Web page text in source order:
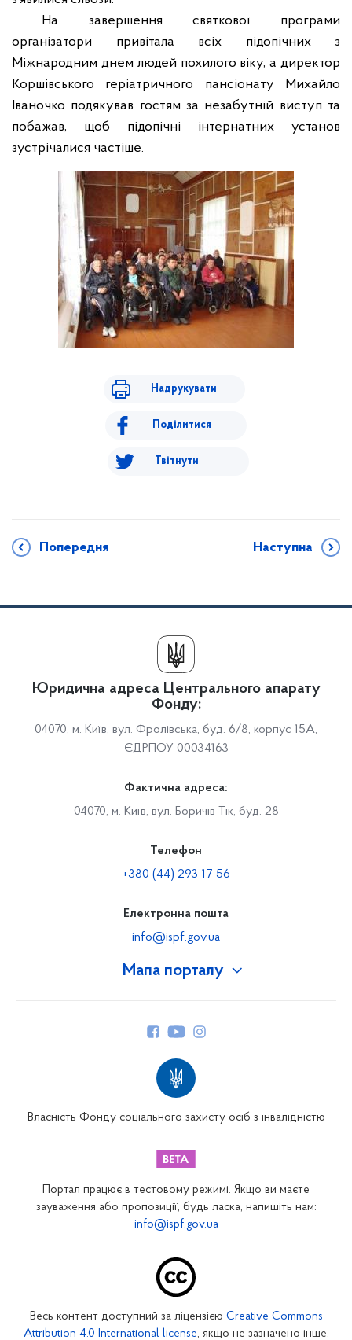
На завершення святкової програми
організатори привітала всіх підопічних з
Міжнародним днем людей похилого віку, а директор
Коршівського геріатричного пансіонату Михайло
Іваночко подякував гостям за незабутній виступ та
побажав, щоб підопічні інтернатних установ
зустрічалися частіше.
Надрукувати
Поділитися
Твітнути
Попередня Наступна
Мапа порталу
Закарпатське відділення
Запорізьке відділення
Кіровоградське відділення
Юридична адреса Центрального апарату
Фонду:
04070, м. Київ, вул. Фролівська, буд. 6/8, корпус 15А,
ЄДРПОУ 00034163
Фактична адреса:
04070, м. Київ, вул. Боричів Тік, буд. 28
Телефон
+380 (44) 293-17-56
Електронна пошта
info@ispf.gov.ua
Власність Фонду соціального захисту осіб з інвалідністю
Портал працює в тестовому режимі. Якщо ви маєте
зауваження або пропозиції, будь ласка, напишіть нам:
info@ispf.gov.ua
Весь контент доступний за ліцензією Creative Commons
Attribution 4.0 International license, якщо не зазначено інше.